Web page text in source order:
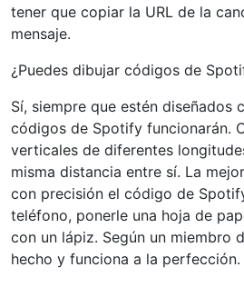
tener que copiar la URL de la
mensaje.
¿Puedes dibujar códigos de
Sí, siempre que estén diseñados
códigos de Spotify funcionarán.
verticales de diferentes
misma distancia entre sí. La
con precisión el código de
teléfono, ponerle una hoja de
con un lápiz. Según un miembro
hecho y funciona a la perfección.